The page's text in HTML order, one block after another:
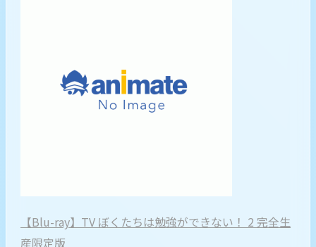
【Blu-ray】TV ぼくたちは勉強ができない！ 2 完全生
産限定版